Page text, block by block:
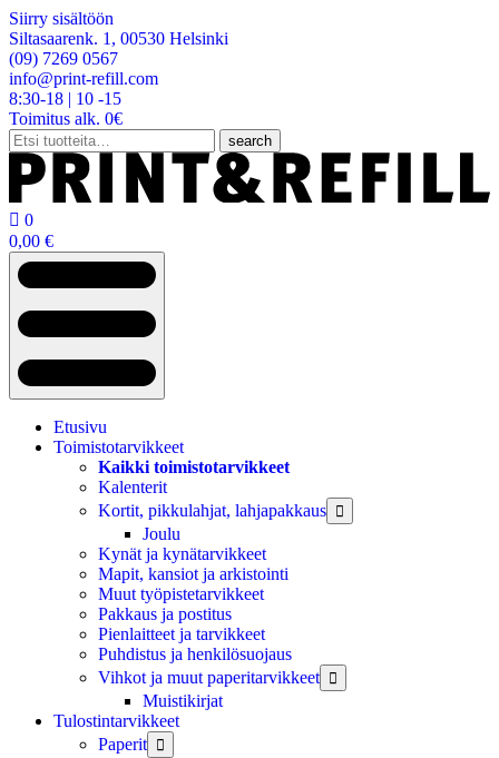
Siirry sisältöön
Siltasaarenk. 1, 00530 Helsinki
(09) 7269 0567
info@print-refill.com
8:30-18 | 10 -15
Toimitus alk. 0€
Etsi:
search
 0
0,00 €
Etusivu
Toimistotarvikkeet
Kaikki toimistotarvikkeet
Kalenterit
Kortit, pikkulahjat, lahjapakkaus

Joulu
Kynät ja kynätarvikkeet
Mapit, kansiot ja arkistointi
Muut työpistetarvikkeet
Pakkaus ja postitus
Pienlaitteet ja tarvikkeet
Puhdistus ja henkilösuojaus
Vihkot ja muut paperitarvikkeet

Muistikirjat
Tulostintarvikkeet
Paperit
